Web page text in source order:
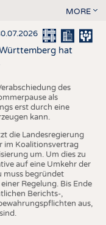
MORE
hat
des
als
erst durch eine
kann.
die Landesregierung
im Koalitionsvertrag
um. Um dies zu
auf eine Umkehr der
muss begründet
Regelung. Bis Ende
Berichts-,
aus,